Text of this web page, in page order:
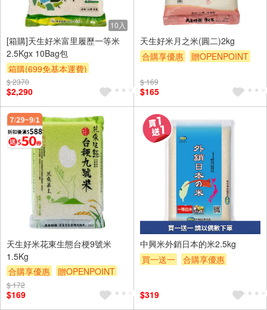
10入
[箱購]天生好米富里履歷一等米
2.5Kgx 10Bag包
箱購(699免基本運費)
合購享優惠
滿額贈券
$ 2370
$2,290
天生好米月之米(圓二)2kg
合購享優惠
贈OPENPOINT
$ 169
$165
天生好米花東生態台梗9號米
1.5Kg
合購享優惠
贈OPENPOINT
滿額贈券
$ 172
$169
中興米外銷日本的米2.5kg
買一送一
合購享優惠
$319